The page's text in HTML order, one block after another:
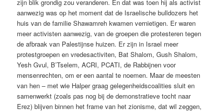
zijn blik grondig zou veranderen. En dat was toen hij als activist
aanwezig was op het moment dat de Israelische bulldozers het
huis van de familie Shawamreh kwamen vernietigen. Er waren
meer activisten aanwezig, van de groepen die protesteren tegen
de afbraak van Palestijnse huizen. Er zijn in Israel meer
protestgroepen en vredesactiviten, Bat Shalom, Gush Shalom,
Yesh Gvul, B’Tselem, ACRI, PCATI, de Rabbijnen voor
mensenrechten, om er een aantal te noemen. Maar de meesten
van hen – met wie Halper graag gelegenheidscoalities sluit en
samenwerkt (zoals pas nog bij de demonstratieve tocht naar
Erez) blijven binnen het frame van het zionisme, dat wil zeggen,